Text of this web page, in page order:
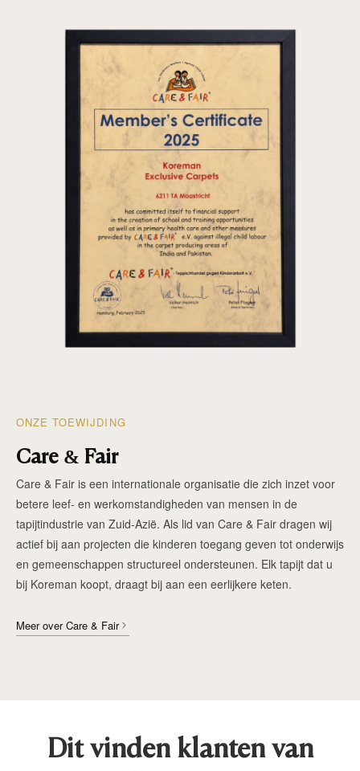
ONZE TOEWIJDING
Care & Fair
Care & Fair is een internationale organisatie die zich inzet voor
betere leef- en werkomstandigheden van mensen in de
tapijtindustrie van Zuid-Azië. Als lid van Care & Fair dragen wij
actief bij aan projecten die kinderen toegang geven tot onderwijs
en gemeenschappen structureel ondersteunen. Elk tapijt dat u
bij Koreman koopt, draagt bij aan een eerlijkere keten.
Meer over Care & Fair
Dit vinden klanten van